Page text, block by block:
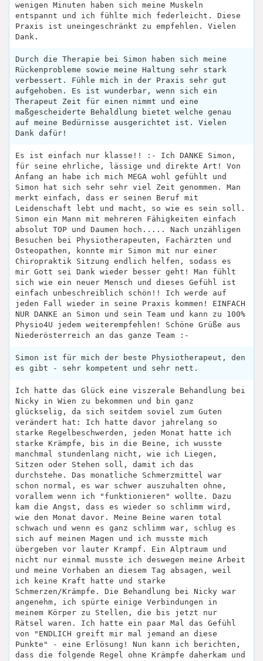
wenigen Minuten haben sich meine Muskeln
entspannt und ich fühlte mich federleicht. Diese
Praxis ist uneingeschränkt zu empfehlen. Vielen
Dank.
Durch die Therapie bei Simon haben sich meine
Rückenprobleme sowie meine Haltung sehr stark
verbessert. Fühle mich in der Praxis sehr gut
aufgehoben. Es ist wunderbar, wenn sich ein
Therapeut Zeit für einen nimmt und eine
maßgescheiderte Behaldlung bietet welche genau
auf meine Bedürnisse ausgerichtet ist. Vielen
Dank dafür!
Es ist einfach nur klasse!! :- Ich DANKE Simon,
für seine ehrliche, lässige und direkte Art! Von
Anfang an habe ich mich MEGA wohl gefühlt und
Simon hat sich sehr sehr viel Zeit genommen. Man
merkt einfach, dass er seinen Beruf mit
Leidenschaft lebt und macht, so wie es sein soll.
Simon ein Mann mit mehreren Fähigkeiten einfach
absolut TOP und Daumen hoch..... Nach unzähligen
Besuchen bei Physiotherapeuten, Fachärzten und
Osteopathen, konnte mir Simon mit nur einer
Chiropraktik Sitzung endlich helfen, sodass es
mir Gott sei Dank wieder besser geht! Man fühlt
sich wie ein neuer Mensch und dieses Gefühl ist
einfach unbeschreiblich schön!! Ich werde auf
jeden Fall wieder in seine Praxis kommen! EINFACH
NUR DANKE an Simon und sein Team und kann zu 100%
Physio4U jedem weiterempfehlen! Schöne Grüße aus
Niederösterreich an das ganze Team :-
Simon ist für mich der beste Physiotherapeut, den
es gibt - sehr kompetent und sehr nett.
Ich hatte das Glück eine viszerale Behandlung bei
Nicky in Wien zu bekommen und bin ganz
glückselig, da sich seitdem soviel zum Guten
verändert hat: Ich hatte davor jahrelang so
starke Regelbeschwerden, jeden Monat hatte ich
starke Krämpfe, bis in die Beine, ich wusste
manchmal stundenlang nicht, wie ich Liegen,
Sitzen oder Stehen soll, damit ich das
durchstehe. Das monatliche Schmerzmittel war
schon normal, es war schwer auszuhalten ohne,
vorallem wenn ich "funktionieren" wollte. Dazu
kam die Angst, dass es wieder so schlimm wird,
wie den Monat davor. Meine Beine waren total
schwach und wenn es ganz schlimm war, schlug es
sich auf meinen Magen und ich musste mich
übergeben vor lauter Krampf. Ein Alptraum und
nicht nur einmal musste ich deswegen meine Arbeit
und meine Vorhaben an diesem Tag absagen, weil
ich keine Kraft hatte und starke
Schmerzen/Krämpfe. Die Behandlung bei Nicky war
angenehm, ich spürte einige Verbindungen in
meinem Körper zu Stellen, die bis jetzt nur
Rätsel waren. Ich hatte ein paar Mal das Gefühl
von "ENDLICH greift mir mal jemand an diese
Punkte" - eine Erlösung! Nun kann ich berichten,
dass die folgende Regel ohne Krämpfe daherkam und